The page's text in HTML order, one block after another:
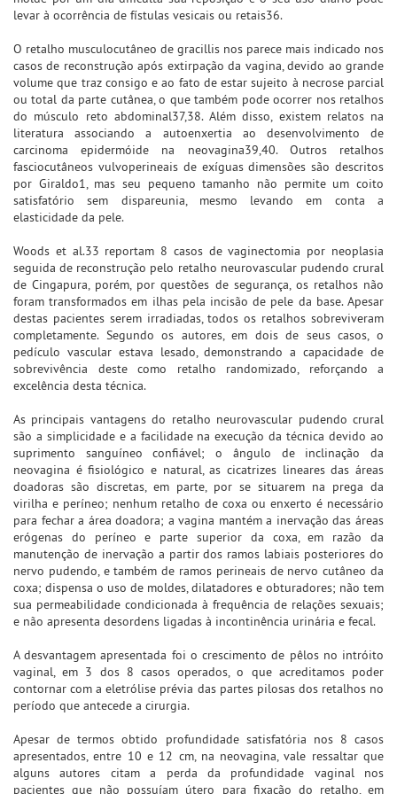
levar à ocorrência de fístulas vesicais ou retais36.
O retalho musculocutâneo de gracillis nos parece mais indicado nos
casos de reconstrução após extirpação da vagina, devido ao grande
volume que traz consigo e ao fato de estar sujeito à necrose parcial
ou total da parte cutânea, o que também pode ocorrer nos retalhos
do músculo reto abdominal37,38. Além disso, existem relatos na
literatura associando a autoenxertia ao desenvolvimento de
carcinoma epidermóide na neovagina39,40. Outros retalhos
fasciocutâneos vulvoperineais de exíguas dimensões são descritos
por Giraldo1, mas seu pequeno tamanho não permite um coito
satisfatório sem dispareunia, mesmo levando em conta a
elasticidade da pele.
Woods et al.33 reportam 8 casos de vaginectomia por neoplasia
seguida de reconstrução pelo retalho neurovascular pudendo crural
de Cingapura, porém, por questões de segurança, os retalhos não
foram transformados em ilhas pela incisão de pele da base. Apesar
destas pacientes serem irradiadas, todos os retalhos sobreviveram
completamente. Segundo os autores, em dois de seus casos, o
pedículo vascular estava lesado, demonstrando a capacidade de
sobrevivência deste como retalho randomizado, reforçando a
excelência desta técnica.
As principais vantagens do retalho neurovascular pudendo crural
são a simplicidade e a facilidade na execução da técnica devido ao
suprimento sanguíneo confiável; o ângulo de inclinação da
neovagina é fisiológico e natural, as cicatrizes lineares das áreas
doadoras são discretas, em parte, por se situarem na prega da
virilha e períneo; nenhum retalho de coxa ou enxerto é necessário
para fechar a área doadora; a vagina mantém a inervação das áreas
erógenas do períneo e parte superior da coxa, em razão da
manutenção de inervação a partir dos ramos labiais posteriores do
nervo pudendo, e também de ramos perineais de nervo cutâneo da
coxa; dispensa o uso de moldes, dilatadores e obturadores; não tem
sua permeabilidade condicionada à frequência de relações sexuais;
e não apresenta desordens ligadas à incontinência urinária e fecal.
A desvantagem apresentada foi o crescimento de pêlos no intróito
vaginal, em 3 dos 8 casos operados, o que acreditamos poder
contornar com a eletrólise prévia das partes pilosas dos retalhos no
período que antecede a cirurgia.
Apesar de termos obtido profundidade satisfatória nos 8 casos
apresentados, entre 10 e 12 cm, na neovagina, vale ressaltar que
alguns autores citam a perda da profundidade vaginal nos
pacientes que não possuíam útero para fixação do retalho, em